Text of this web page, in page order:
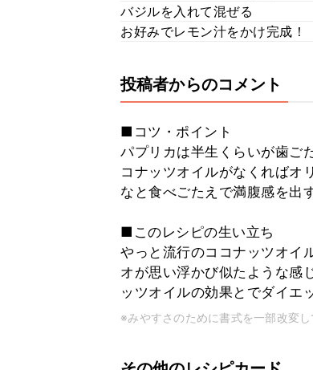
バジルを入れて混ぜる
お好みでレモン汁をかけ完成！
投稿者からのコメント
■コツ・ポイント
パプリカは半生くらいが歯ご
コナッツオイルがなくればオ
なと食べごたえで満腹感を出
■このレシピの生い立ち
やっと流行のココナッツオイ
オが思い浮かび似たような感
ッツオイルの効果とでダイエ
※みやすさのために書式を一部改変し